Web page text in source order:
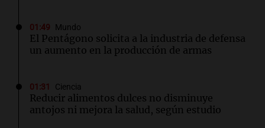
01:49 Mundo
El Pentágono solicita a la industria de defensa
un aumento en la producción de armas
01:31 Ciencia
Reducir alimentos dulces no disminuye
antojos ni mejora la salud, según estudio